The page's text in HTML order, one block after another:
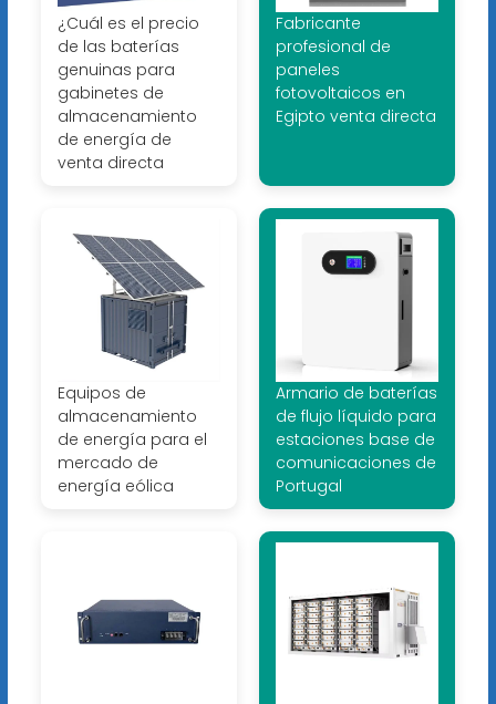
¿Cuál es el precio
de las baterías
genuinas para
gabinetes de
almacenamiento
de energía de
venta directa
Fabricante
profesional de
paneles
fotovoltaicos en
Egipto venta directa
Equipos de
almacenamiento
de energía para el
mercado de
energía eólica
Armario de baterías
de flujo líquido para
estaciones base de
comunicaciones de
Portugal